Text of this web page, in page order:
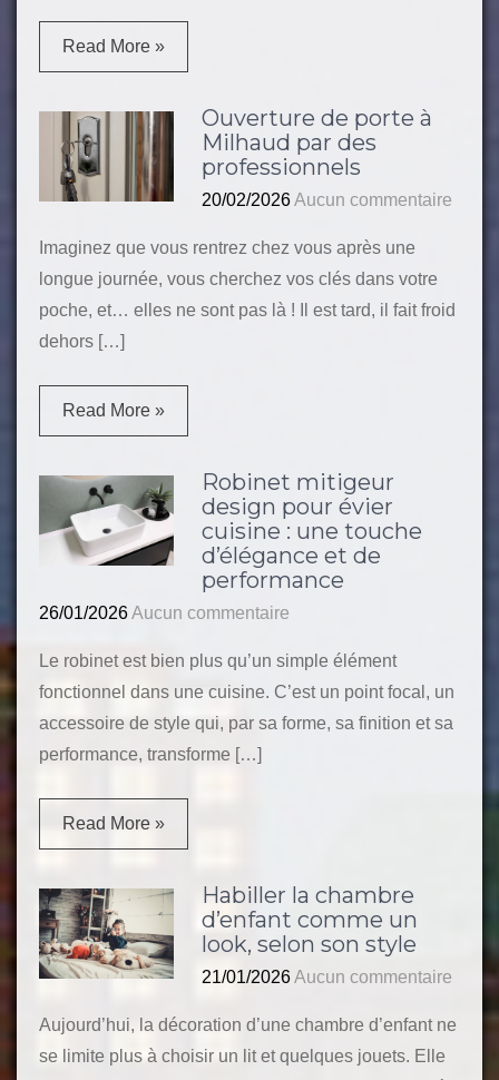
Read More »
Ouverture de porte à
Milhaud par des
professionnels
20/02/2026Aucun commentaire
Imaginez que vous rentrez chez vous après une
longue journée, vous cherchez vos clés dans votre
poche, et… elles ne sont pas là ! Il est tard, il fait froid
dehors […]
Read More »
Robinet mitigeur
design pour évier
cuisine : une touche
d’élégance et de
performance
26/01/2026Aucun commentaire
Le robinet est bien plus qu’un simple élément
fonctionnel dans une cuisine. C’est un point focal, un
accessoire de style qui, par sa forme, sa finition et sa
performance, transforme […]
Read More »
Habiller la chambre
d’enfant comme un
look, selon son style
21/01/2026Aucun commentaire
Aujourd’hui, la décoration d’une chambre d’enfant ne
se limite plus à choisir un lit et quelques jouets. Elle